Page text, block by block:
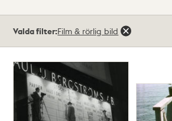
träffar
Valda filter:Film & rörlig bild